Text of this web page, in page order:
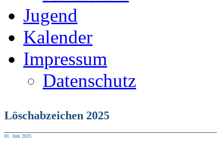
Jugend
Kalender
Impressum
Datenschutz
Löschabzeichen 2025
01. Juni 2025